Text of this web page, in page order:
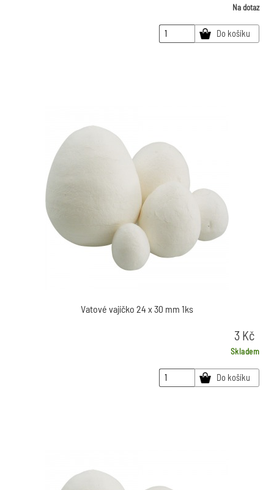
Na dotaz
Do košíku
Vatové vajíčko 24 x 30 mm 1ks
3Kč
Skladem
Do košíku